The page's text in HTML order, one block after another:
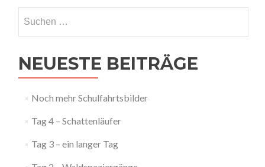
nach:
NEUESTE BEITRÄGE
Noch mehr Schulfahrtsbilder
Tag 4 – Schattenläufer
Tag 3 – ein langer Tag